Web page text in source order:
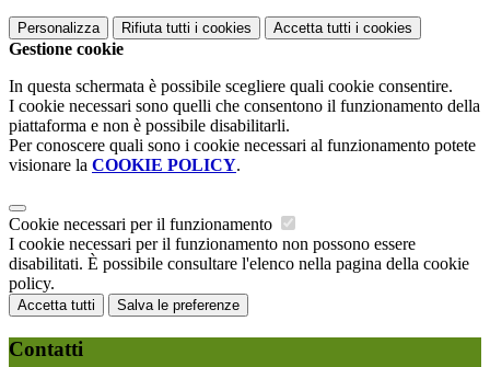
Personalizza Rifiuta tutti i cookies Accetta tutti i cookies
Gestione cookie
In questa schermata è possibile scegliere quali cookie consentire.
I cookie necessari sono quelli che consentono il funzionamento della
piattaforma e non è possibile disabilitarli.
Per conoscere quali sono i cookie necessari al funzionamento potete
visionare la COOKIE POLICY.
Cookie necessari per il funzionamento
I cookie necessari per il funzionamento non possono essere
disabilitati. È possibile consultare l'elenco nella pagina della cookie
policy.
Accetta tutti Salva le preferenze
Contatti